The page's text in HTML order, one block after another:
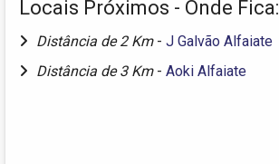
Locais Próximos - Onde Fica:
Distância de 2 Km - J Galvão Alfaiate
Distância de 3 Km - Aoki Alfaiate